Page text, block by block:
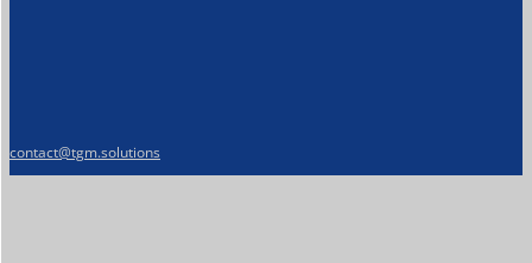
contact@tgm.solutions